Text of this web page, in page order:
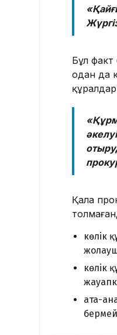
Бұл
одан да
Қала
көлік
көлік
ата-